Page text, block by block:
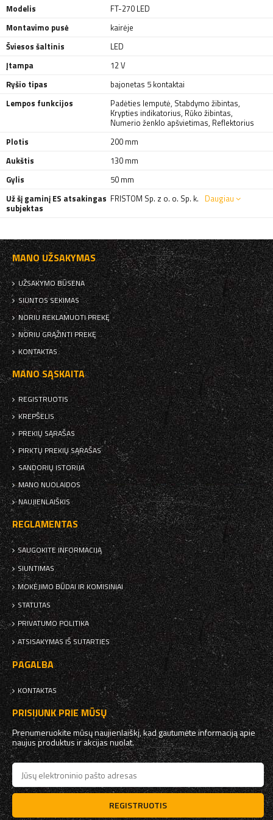
Modelis
FT-270 LED
Montavimo pusė
kairėje
Šviesos šaltinis
LED
Įtampa
12 V
Ryšio tipas
bajonetas 5 kontaktai
Lempos funkcijos
Padėties lemputė, Stabdymo žibintas,
Krypties indikatorius, Rūko žibintas,
Numerio ženklo apšvietimas, Reflektorius
Plotis
200 mm
Aukštis
130 mm
Gylis
50 mm
Už šį gaminį ES atsakingas
subjektas
FRISTOM Sp. z o. o. Sp. k. Daugiau
MANO UŽSAKYMAS
UŽSAKYMO BŪSENA
SIUNTOS SEKIMAS
NORIU REKLAMUOTI PREKĘ
NORIU GRĄŽINTI PREKĘ
KONTAKTAS
MANO SĄSKAITA
REGISTRUOTIS
KREPŠELIS
PREKIŲ SĄRAŠAS
PIRKTŲ PREKIŲ SĄRAŠAS
SANDORIŲ ISTORIJA
MANO NUOLAIDOS
NAUJIENLAIŠKIS
REGLAMENTAS
SAUGOKITE INFORMACIJĄ
SIUNTIMAS
MOKĖJIMO BŪDAI IR KOMISINIAI
STATUTAS
PRIVATUMO POLITIKA
ATSISAKYMAS IŠ SUTARTIES
PAGALBA
KONTAKTAS
PRISIJUNK PRIE MŪSŲ
Prenumeruokite mūsų naujienlaiškį, kad gautumėte informaciją apie
naujus produktus ir akcijas nuolat.
REGISTRUOTIS